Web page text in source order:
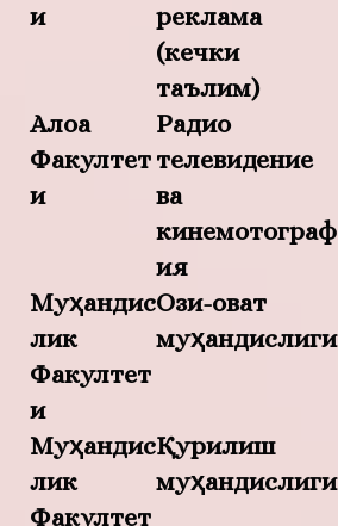
и
реклама
(кечки
таълим)
Алоқа
Факултет
и
Радио
телевидение
ва
кинемотограф
ия
Муҳандис
лик
Факултет
и
Озиқ-овқат
муҳандислиги
Муҳандис
лик
Факултет
Қурилиш
муҳандислиги